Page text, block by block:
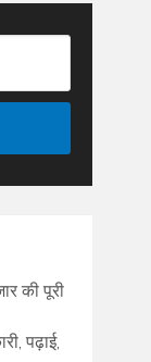
की पूरी
पढ़ाई,